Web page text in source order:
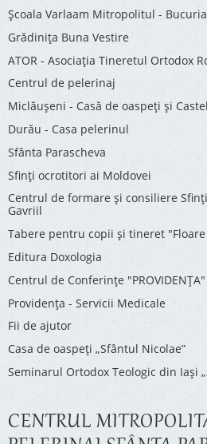
Şcoala Varlaam Mitropolitul -
Grădinița Buna Vestire
ATOR - Asociaţia Tineretul Ortodox
Centrul de pelerinaj
Miclăușeni - Casă de oaspeţi şi
Durău - Casa pelerinul
Sfânta Parascheva
Sfinți ocrotitori ai Moldovei
Centrul de formare și consiliere
Gavriil
Tabere pentru copii şi tineret
Editura Doxologia
Centrul de Conferinţe "PROVIDENŢA"
Providenţa - Servicii Medicale
Fii de ajutor
Casa de oaspeți „Sfântul Nicolae”
Seminarul Ortodox Teologic din Iași
CENTRUL